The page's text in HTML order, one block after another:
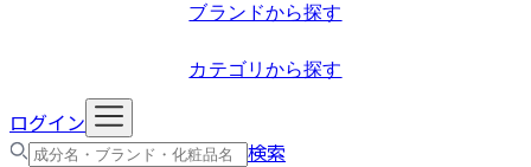
ブランドから探す
カテゴリから探す
ログイン
検索